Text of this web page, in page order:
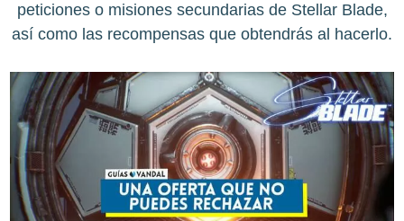
peticiones o misiones secundarias de Stellar Blade,
así como las recompensas que obtendrás al hacerlo.